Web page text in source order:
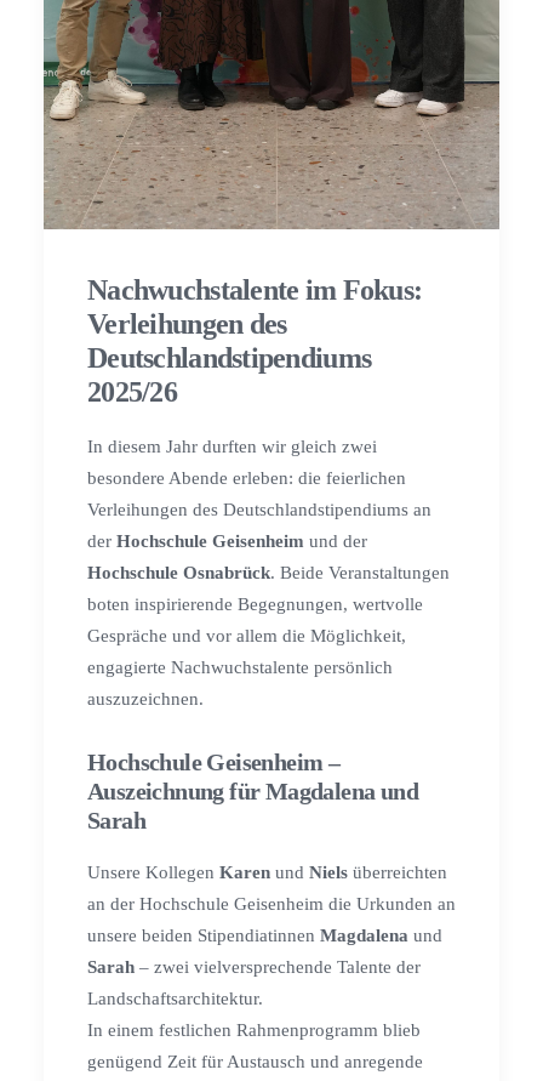
Nachwuchstalente im Fokus:
Verleihungen des
Deutschlandstipendiums
2025/26
In diesem Jahr durften wir gleich zwei
besondere Abende erleben: die feierlichen
Verleihungen des Deutschlandstipendiums an
der Hochschule Geisenheim und der
Hochschule Osnabrück. Beide Veranstaltungen
boten inspirierende Begegnungen, wertvolle
Gespräche und vor allem die Möglichkeit,
engagierte Nachwuchstalente persönlich
auszuzeichnen.
Hochschule Geisenheim –
Auszeichnung für Magdalena und
Sarah
Unsere Kollegen Karen und Niels überreichten
an der Hochschule Geisenheim die Urkunden an
unsere beiden Stipendiatinnen Magdalena und
Sarah – zwei vielversprechende Talente der
Landschaftsarchitektur.
In einem festlichen Rahmenprogramm blieb
genügend Zeit für Austausch und anregende